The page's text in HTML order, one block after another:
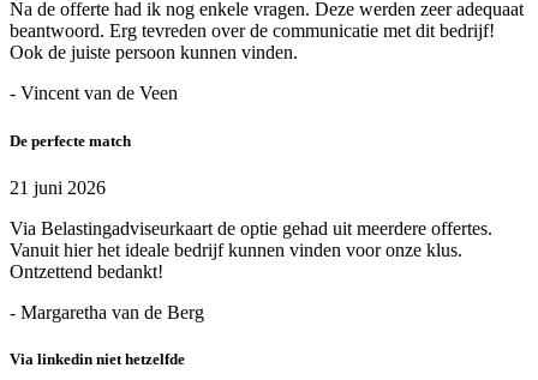
Na de offerte had ik nog enkele vragen. Deze werden zeer adequaat
beantwoord. Erg tevreden over de communicatie met dit bedrijf!
Ook de juiste persoon kunnen vinden.
- Vincent van de Veen
De perfecte match
21 juni 2026
Via Belastingadviseurkaart de optie gehad uit meerdere offertes.
Vanuit hier het ideale bedrijf kunnen vinden voor onze klus.
Ontzettend bedankt!
- Margaretha van de Berg
Via linkedin niet hetzelfde